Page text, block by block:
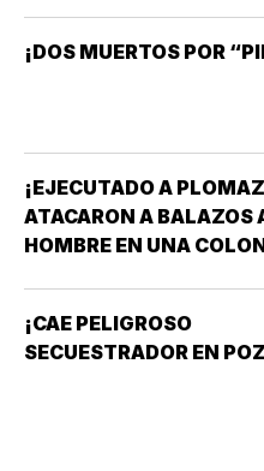
¡DOS MUERTOS POR
¡EJECUTADO A
ATACARON A BALAZOS
HOMBRE EN UNA
¡CAE PELIGROSO
SECUESTRADOR EN